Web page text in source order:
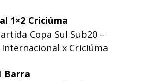
1×2 Criciúma
Copa Sul Sub20 –
x Criciúma
Barra